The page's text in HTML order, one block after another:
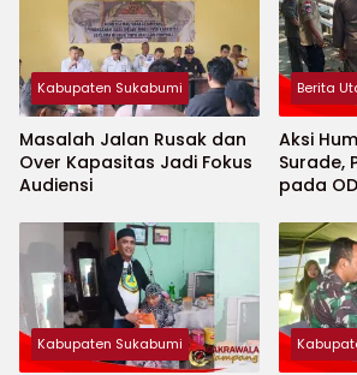
Kabupaten Sukabumi
Masalah Jalan Rusak dan
Over Kapasitas Jadi Fokus
Audiensi
Berita
Aksi
Surade,
pada
Kabupaten Sukabumi